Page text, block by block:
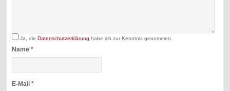
Ja, dieDatenschutzerklärung habe ich zur Kenntnis genommen.
Name*
E-Mail*